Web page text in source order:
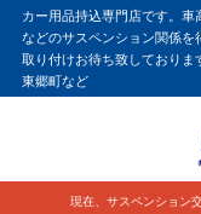
カー用品持込専門店です。車
などのサスペンション関係を
取り付けお待ち致しておりま
東郷町など
現在、サスペンション